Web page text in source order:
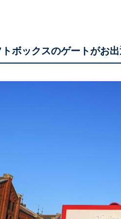
トボックスのゲートがお